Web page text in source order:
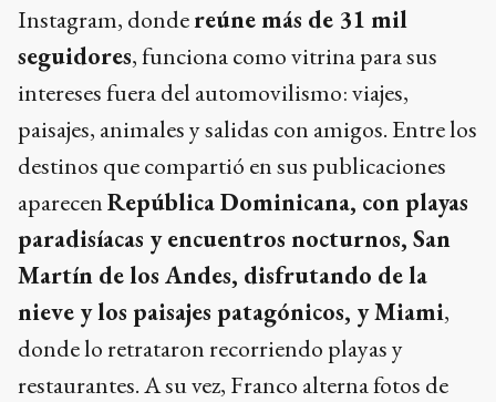
Instagram, dondereúne más de 31 mil
seguidores, funciona como vitrina para sus
intereses fuera del automovilismo: viajes,
paisajes, animales y salidas con amigos. Entre los
destinos que compartió en sus publicaciones
aparecenRepública Dominicana, con playas
paradisíacas y encuentros nocturnos, San
Martín de los Andes, disfrutando de la
nieve y los paisajes patagónicos, y Miami,
donde lo retrataron recorriendo playas y
restaurantes. A su vez, Franco alterna fotos de